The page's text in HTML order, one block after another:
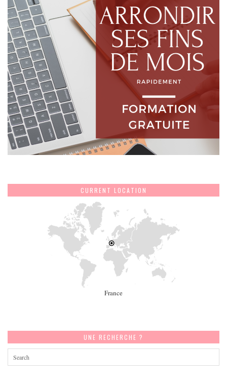
CURRENT LOCATION
France
UNE RECHERCHE ?